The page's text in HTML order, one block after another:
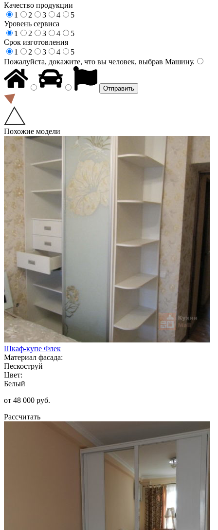
Качество продукции
1
2 3 4
5
Уровень сервиса
1
2 3 4
5
Срок изготовления
1
2 3 4
5
Пожалуйста, докажите, что вы человек, выбрав Машину.
Похожие модели
Шкаф-купе Флек
Материал фасада:
Пескоструй
Цвет:
Белый
от 48 000 руб.
Рассчитать